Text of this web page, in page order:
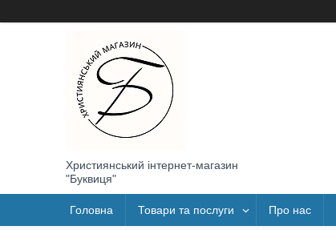
Християнський інтернет-магазин
"Буквиця"
Головна Товари та послуги Про нас